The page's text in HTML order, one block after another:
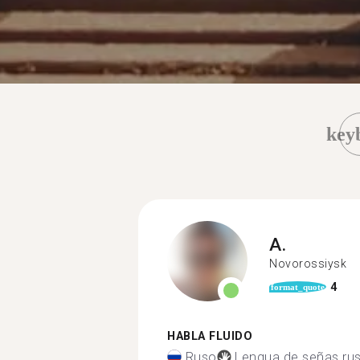
A.
Novorossiysk
format_quote 4
HABLA FLUIDO
Ruso Lengua de señas